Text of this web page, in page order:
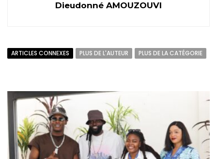
Dieudonné AMOUZOUVI
ARTICLES CONNEXES PLUS DE L'AUTEUR PLUS DE LA CATÉGORIE